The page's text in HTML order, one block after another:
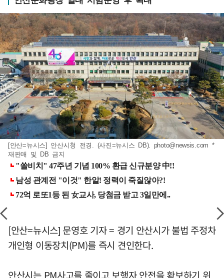
[안산=뉴시스] 안산시청 전경. (사진=뉴시스 DB). photo@newsis.com *
재판매 및 DB 금지
[안산=뉴시스] 문영호 기자 = 경기 안산시가 불법 주정차
개인형 이동장치(PM)를 즉시 견인한다.
안산시는 PM사고를 줄이고 보행자 안전을 확보하기 위